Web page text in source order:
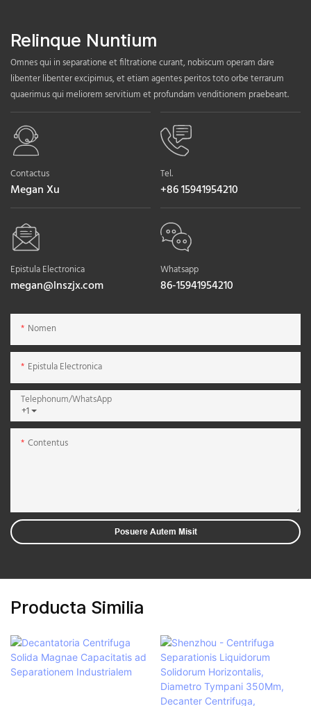
Relinque Nuntium
Omnes qui in separatione et filtratione curant, nobiscum operam dare
libenter libenter excipimus, et etiam agentes peritos toto orbe terrarum
quaerimus qui meliorem servitium et profundam venditionem praebeant.
Contactus
Megan Xu
Tel.
+86 15941954210
Epistula Electronica
megan@lnszjx.com
Whatsapp
86-15941954210
Nomen
Epistula Electronica
+1
Telephonum/WhatsApp
Contentus
Posuere Autem Misit
Producta Similia